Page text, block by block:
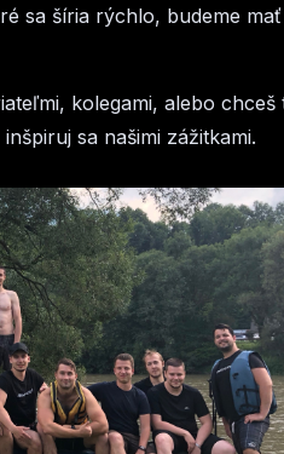
sa šíria rýchlo, budeme
kolegami, alebo chceš
sa našimi zážitkami.